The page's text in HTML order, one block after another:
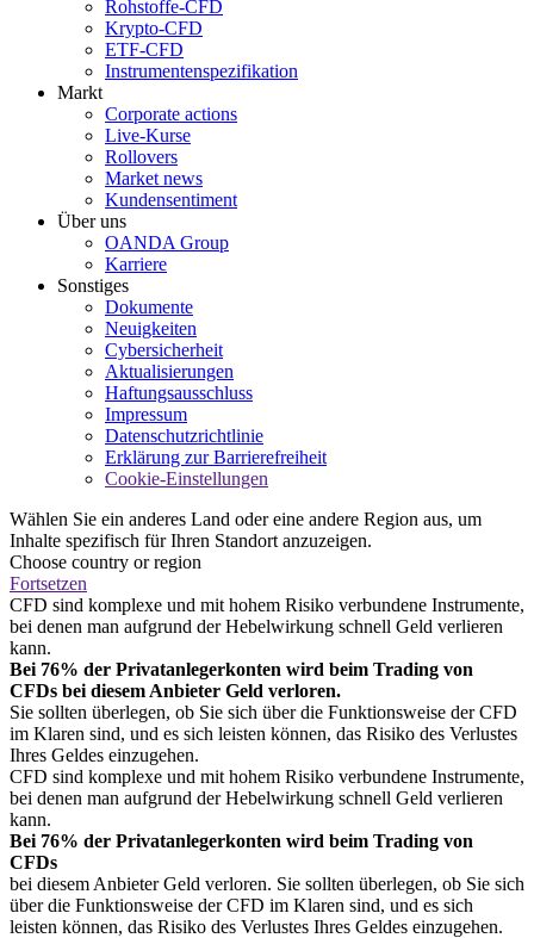
Rohstoffe-CFD
Krypto-CFD
ETF-CFD
Instrumentenspezifikation
Markt
Corporate actions
Live-Kurse
Rollovers
Market news
Kundensentiment
Über uns
OANDA Group
Karriere
Sonstiges
Dokumente
Neuigkeiten
Cybersicherheit
Aktualisierungen
Haftungsausschluss
Impressum
Datenschutzrichtlinie
Erklärung zur Barrierefreiheit
Cookie-Einstellungen
Wählen Sie ein anderes Land oder eine andere Region aus, um
Inhalte spezifisch für Ihren Standort anzuzeigen.
Choose country or region
Fortsetzen
CFD sind komplexe und mit hohem Risiko verbundene Instrumente,
bei denen man aufgrund der Hebelwirkung schnell Geld verlieren
kann.
Bei 76% der Privatanlegerkonten wird beim Trading von
CFDs bei diesem Anbieter Geld verloren.
Sie sollten überlegen, ob Sie sich über die Funktionsweise der CFD
im Klaren sind, und es sich leisten können, das Risiko des Verlustes
Ihres Geldes einzugehen.
CFD sind komplexe und mit hohem Risiko verbundene Instrumente,
bei denen man aufgrund der Hebelwirkung schnell Geld verlieren
kann.
Bei 76% der Privatanlegerkonten wird beim Trading von
CFDs
bei diesem Anbieter Geld verloren. Sie sollten überlegen, ob Sie sich
über die Funktionsweise der CFD im Klaren sind, und es sich
leisten können, das Risiko des Verlustes Ihres Geldes einzugehen.